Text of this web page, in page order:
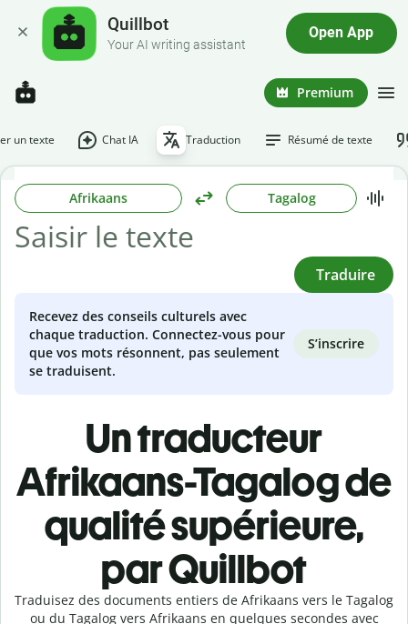
Quillbot
Your AI writing assistant
Open App
Premium
un texte Chat IA Traduction Résumé de texte
Afrikaans Tagalog
Traduire
Recevez des conseils culturels avec
chaque traduction. Connectez-vous pour
que vos mots résonnent, pas seulement
se traduisent.
S’inscrire
Un traducteur
Afrikaans-Tagalog de
qualité supérieure,
par Quillbot
Traduisez des documents entiers de Afrikaans vers le Tagalog
ou du Tagalog vers Afrikaans en quelques secondes avec